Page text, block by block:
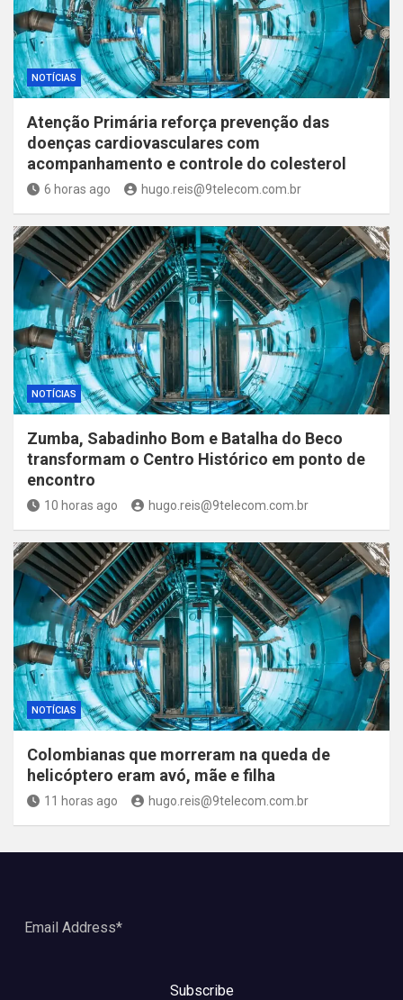
NOTÍCIAS
Atenção Primária reforça prevenção das
doenças cardiovasculares com
acompanhamento e controle do colesterol
6 horas ago hugo.reis@9telecom.com.br
NOTÍCIAS
Zumba, Sabadinho Bom e Batalha do Beco
transformam o Centro Histórico em ponto de
encontro
10 horas ago hugo.reis@9telecom.com.br
NOTÍCIAS
Colombianas que morreram na queda de
helicóptero eram avó, mãe e filha
11 horas ago hugo.reis@9telecom.com.br
Subscribe